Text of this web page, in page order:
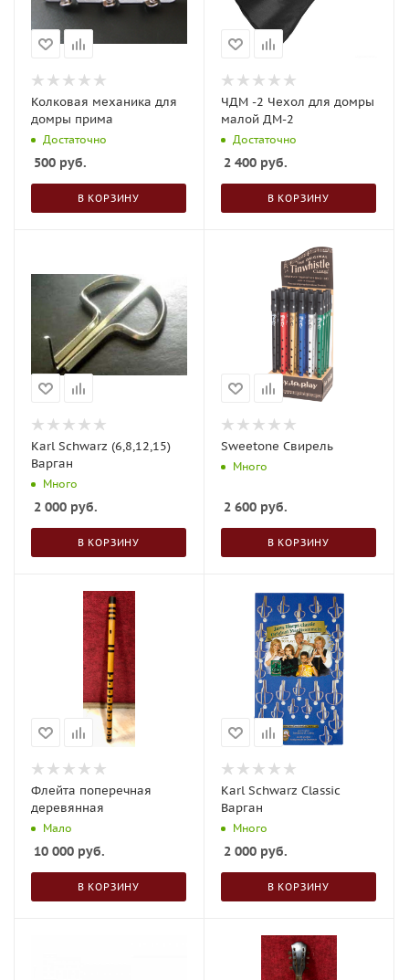
Колковая механика для
домры прима
Достаточно
500 руб.
В КОРЗИНУ
ЧДМ -2 Чехол для домры
малой ДМ-2
Достаточно
2 400 руб.
В КОРЗИНУ
Karl Schwarz (6,8,12,15)
Варган
Много
2 000 руб.
В КОРЗИНУ
Sweetone Свирель
Много
2 600 руб.
В КОРЗИНУ
Флейта поперечная
деревянная
Мало
10 000 руб.
В КОРЗИНУ
Karl Schwarz Classic
Варган
Много
2 000 руб.
В КОРЗИНУ